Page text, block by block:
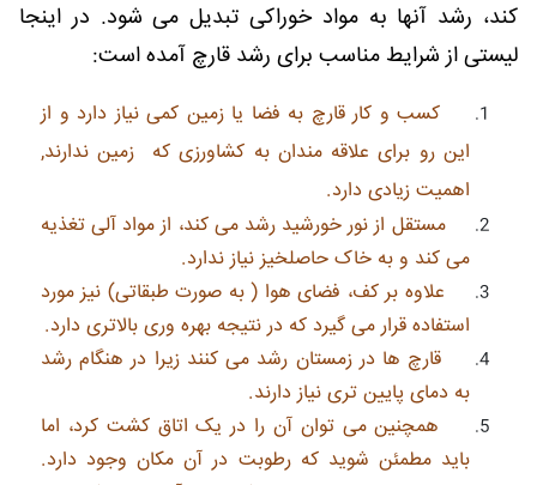
کند، رشد آنها به مواد خوراکی تبدیل می شود. در اینجا
لیستی از شرایط مناسب برای رشد قارچ آمده است:
کسب و کار قارچ به فضا یا زمین کمی نیاز دارد و از
این رو برای علاقه مندان به کشاورزی که زمین ندارند,
اهمیت زیادی دارد.
مستقل از نور خورشید رشد می کند، از مواد آلی تغذیه
می کند و به خاک حاصلخیز نیاز ندارد.
علاوه بر کف، فضای هوا ( به صورت طبقاتی) نیز مورد
استفاده قرار می گیرد که در نتیجه بهره وری بالاتری دارد.
قارچ ها در زمستان رشد می کنند زیرا در هنگام رشد
به دمای پایین تری نیاز دارند.
همچنین می توان آن را در یک اتاق کشت کرد، اما
باید مطمئن شوید که رطوبت در آن مکان وجود دارد.